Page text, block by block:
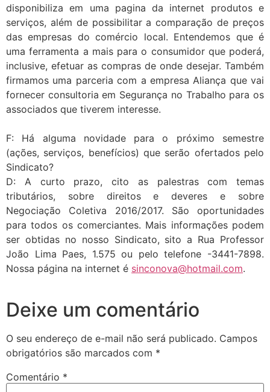
disponibiliza em uma pagina da internet produtos e
serviços, além de possibilitar a comparação de preços
das empresas do comércio local. Entendemos que é
uma ferramenta a mais para o consumidor que poderá,
inclusive, efetuar as compras de onde desejar. Também
firmamos uma parceria com a empresa Aliança que vai
fornecer consultoria em Segurança no Trabalho para os
associados que tiverem interesse.
F: Há alguma novidade para o próximo semestre
(ações, serviços, benefícios) que serão ofertados pelo
Sindicato?
D: A curto prazo, cito as palestras com temas
tributários, sobre direitos e deveres e sobre
Negociação Coletiva 2016/2017. São oportunidades
para todos os comerciantes. Mais informações podem
ser obtidas no nosso Sindicato, sito a Rua Professor
João Lima Paes, 1.575 ou pelo telefone -3441-7898.
Nossa página na internet é sinconova@hotmail.com.
Deixe um comentário
O seu endereço de e-mail não será publicado. Campos
obrigatórios são marcados com *
Comentário *